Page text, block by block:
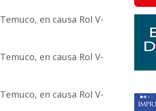
en causa Rol V-
en causa Rol V-
en causa Rol V-